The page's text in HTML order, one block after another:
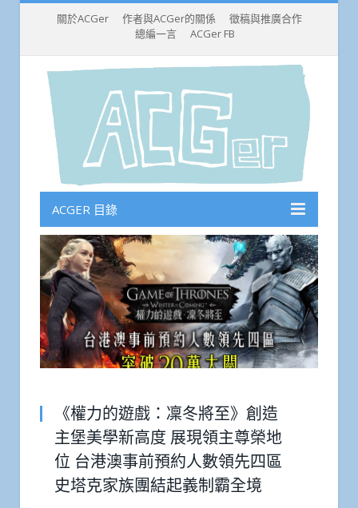
關於ACGer 作者與ACGer的關係
徵稿與推廣合作
總編一言
ACGer FB
ACGER 目錄
《權力的遊戲：凜冬將至》創造
主堡美學新高度 展現領主尊榮地
位 台港澳事前預約人數領先四區
史塔克家族團結起義制霸全境